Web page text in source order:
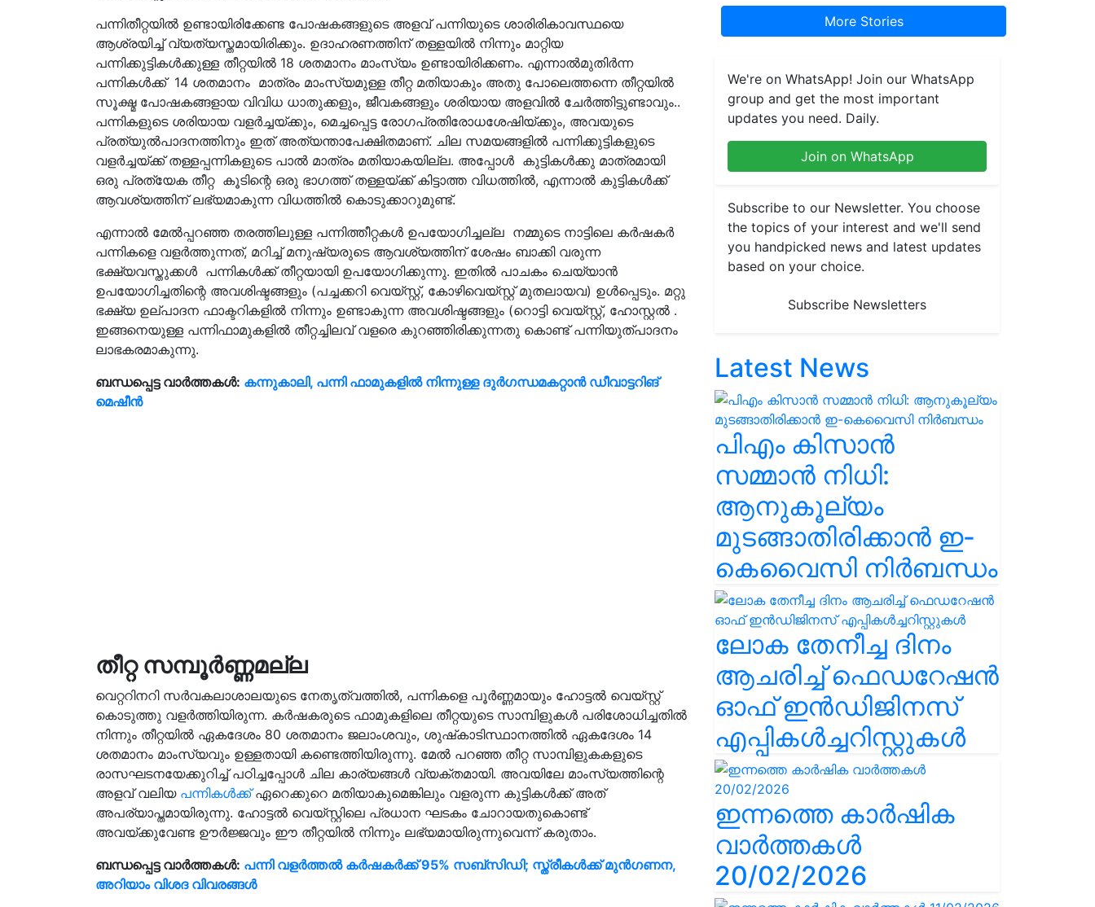
പന്നിതീറ്റയില്‍ ഉണ്ടായിരിക്കേണ്ട പോഷകങ്ങളുടെ അളവ് പന്നിയുടെ ശാരിരികാവസ്ഥയെ
ആശ്രയിച്ച് വ്യത്യസ്തമായിരിക്കും. ഉദാഹരണത്തിന് തള്ളയില്‍ നിന്നും മാറ്റിയ
പന്നിക്കുട്ടികള്‍ക്കുള്ള തീറ്റയില്‍ 18 ശതമാനം മാംസ്യം ഉണ്ടായിരിക്കണം. എന്നാല്‍മുതിര്‍ന്ന
പന്നികള്‍ക്ക് 14 ശതമാനം മാത്രം മാംസ്യമുള്ള തീറ്റ മതിയാകും അതു പോലെത്തന്നെ തീറ്റയില്‍
സൂക്ഷ്മ പോഷകങ്ങളായ വിവിധ ധാതുക്കളും, ജീവകങ്ങളും ശരിയായ അളവില്‍ ചേർത്തിട്ടുണ്ടാവും..
പന്നികളുടെ ശരിയായ വളര്‍ച്ചയ്ക്കും, മെച്ചപ്പെട്ട രോഗപ്രതിരോധശേഷിയ്ക്കും, അവയുടെ
പ്രത്യുല്‍പാദനത്തിനും ഇത് അത്യന്താപേക്ഷിതമാണ്. ചില സമയങ്ങളിൽ പന്നിക്കുട്ടികളുടെ
വളര്‍ച്ചയ്ക്ക് തള്ളപ്പന്നികളുടെ പാല്‍ മാത്രം മതിയാകയില്ല. അപ്പോൾ കുട്ടികള്‍ക്കു മാത്രമായി
ഒരു പ്രത്യേക തീറ്റ കൂടിന്റെ ഒരു ഭാഗത്ത് തള്ളയ്ക്ക് കിട്ടാത്ത വിധത്തില്‍, എന്നാല്‍ കുട്ടികള്‍ക്ക്
ആവശ്യത്തിന് ലഭ്യമാകുന്ന വിധത്തില്‍ കൊടുക്കാറുമുണ്ട്.
എന്നാൽ മേല്‍പ്പറഞ്ഞ തരത്തിലുള്ള പന്നിത്തീറ്റകള്‍ ഉപയോഗിച്ചല്ല നമ്മുടെ നാട്ടിലെ കര്‍ഷകര്‍
പന്നികളെ വളര്‍ത്തുന്നത്, മറിച്ച് മനുഷ്യരുടെ ആവശ്യത്തിന് ശേഷം ബാക്കി വരുന്ന
ഭക്ഷ്യവസ്തുക്കള്‍ പന്നികള്‍ക്ക് തീറ്റയായി ഉപയോഗിക്കുന്നു. ഇതിൽ പാചകം ചെയ്യാന്‍
ഉപയോഗിച്ചതിന്റെ അവശിഷ്ടങ്ങളും (പച്ചക്കറി വെയ്സ്റ്റ്, കോഴിവെയ്സ്റ്റ് മുതലായവ) ഉള്‍പ്പെടും. മറ്റു
ഭക്ഷ്യ ഉല്പാദന ഫാക്ടറികളില്‍ നിന്നും ഉണ്ടാകുന്ന അവശിഷ്ടങ്ങളും (റൊട്ടി വെയ്സ്റ്റ്, ഹോസ്റ്റല്‍ .
ഇങ്ങനെയുള്ള പന്നിഫാമുകളില്‍ തീറ്റച്ചിലവ് വളരെ കുറഞ്ഞിരിക്കുന്നതു കൊണ്ട് പന്നിയുത്പാദനം
ലാഭകരമാകുന്നു.
ബന്ധപ്പെട്ട വാർത്തകൾ: കന്നുകാലി, പന്നി ഫാമുകളിൽ നിന്നുള്ള ദുര്‍ഗന്ധമകറ്റാൻ ഡീവാട്ടറിങ്
മെഷീന്‍
തീറ്റ സമ്പൂർണ്ണമല്ല
വെറ്ററിനറി സർവകലാശാലയുടെ നേതൃത്വത്തിൽ, പന്നികളെ പൂര്‍ണ്ണമായും ഹോട്ടല്‍ വെയ്സ്റ്റ്
കൊടുത്തു വളര്‍ത്തിയിരുന്ന. കര്‍ഷകരുടെ ഫാമുകളിലെ തീറ്റയുടെ സാമ്പിളുകള്‍ പരിശോധിച്ചതില്‍
നിന്നും തീറ്റയില്‍ ഏകദേശം 80 ശതമാനം ജലാംശവും, ശുഷ്‌കാടിസ്ഥാനത്തില്‍ ഏകദേശം 14
ശതമാനം മാംസ്യവും ഉള്ളതായി കണ്ടെത്തിയിരുന്നു. മേൽ പറഞ്ഞ തീറ്റ സാമ്പിളുകകളുടെ
രാസഘടനയേക്കുറിച്ച് പഠിച്ചപ്പോൾ ചില കാര്യങ്ങൾ വ്യക്തമായി. അവയിലേ മാംസ്യത്തിന്റെ
അളവ് വലിയ പന്നികള്‍ക്ക്ഏറെക്കുറെ മതിയാകുമെങ്കിലും വളരുന്ന കുട്ടികള്‍ക്ക് അത്
അപര്യാപ്തമായിരുന്നു. ഹോട്ടല്‍ വെയ്സ്റ്റിലെ പ്രധാന ഘടകം ചോറായതുകൊണ്ട്
അവയ്ക്കുവേണ്ട ഊര്‍ജ്ജവും ഈ തീറ്റയില്‍ നിന്നും ലഭ്യമായിരുന്നുവെന്ന് കരുതാം.
ബന്ധപ്പെട്ട വാർത്തകൾ: പന്നി വളർത്തൽ കർഷകർക്ക് 95% സബ്‌സിഡി; സ്ത്രീകൾക്ക് മുൻഗണന,
അറിയാം വിശദ വിവരങ്ങൾ
More Stories
We're on WhatsApp! Join our WhatsApp
group and get the most important
updates you need. Daily.
Join on WhatsApp
Subscribe to our Newsletter. You choose
the topics of your interest and we'll send
you handpicked news and latest updates
based on your choice.
Subscribe Newsletters
Latest News
പിഎം കിസാൻ
സമ്മാൻ നിധി:
ആനുകൂല്യം
മുടങ്ങാതിരിക്കാൻ ഇ-
കെവൈസി നിർബന്ധം
ലോക തേനീച്ച ദിനം
ആചരിച്ച് ഫെഡറേഷൻ
ഓഫ് ഇൻഡിജിനസ്
എപ്പികൾച്ചറിസ്റ്റുകൾ
ഇന്നത്തെ കാർഷിക
വാർത്തകൾ
20/02/2026